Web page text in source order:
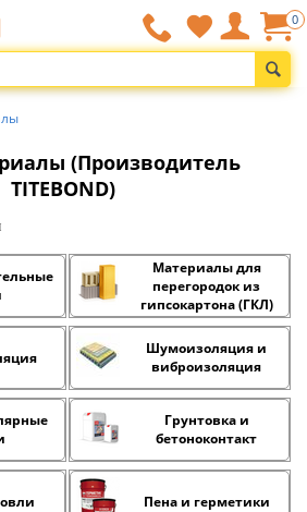
0
(Производитель
TITEBOND)
Материалы для
перегородок из
гипсокартона (ГКЛ)
Шумоизоляция и
виброизоляция
Грунтовка и
бетоноконтакт
Пена и герметики